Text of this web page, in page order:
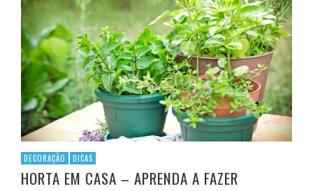
DECORAÇÃO DICAS
HORTA EM CASA – APRENDA A FAZER